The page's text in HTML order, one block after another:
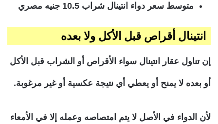
متوسط سعر دواء انتينال شراب 10.5 جنيه مصري
انتينال أقراص قبل الأكل ولا بعده
إن تناول عقار انتينال سواء الأقراص أو الشراب قبل الأكل
أو بعده لا يمنح أو يعطي أي نتيجة عكسية أو غير مرغوبة.
لأن الدواء في الأصل لا يتم امتصاصه وعمله إلا في الأمعاء